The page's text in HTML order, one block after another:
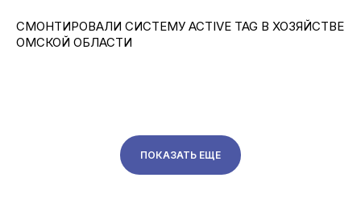
СМОНТИРОВАЛИ СИСТЕМУ ACTIVE TAG В ХОЗЯЙСТВЕ
ОМСКОЙ ОБЛАСТИ
ПОКАЗАТЬ ЕЩЕ